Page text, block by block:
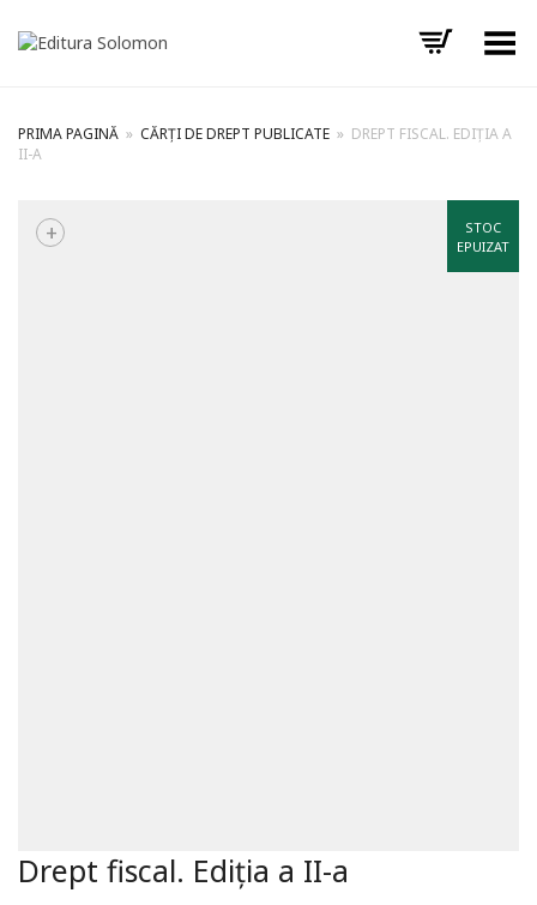
Toggle Menu
PRIMA PAGINĂ » CĂRȚI DE DREPT PUBLICATE » DREPT FISCAL. EDIȚIA A
II-A
STOC
EPUIZAT
+
Drept fiscal. Ediția a II-a